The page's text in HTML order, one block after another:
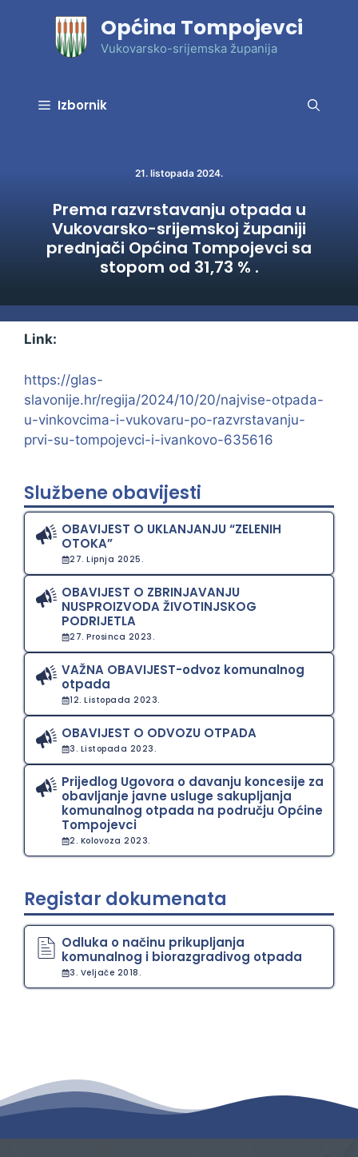
Općina Tompojevci
Vukovarsko-srijemska županija
Izbornik
21. listopada 2024.
Prema razvrstavanju otpada u
Vukovarsko-srijemskoj županiji
prednjači Općina Tompojevci sa
stopom od 31,73 % .
Link:
https://glas-
slavonije.hr/regija/2024/10/20/najvise-otpada-
u-vinkovcima-i-vukovaru-po-razvrstavanju-
prvi-su-tompojevci-i-ivankovo-635616
Službene obavijesti
OBAVIJEST O UKLANJANJU “ZELENIH
OTOKA”
27. Lipnja 2025.
OBAVIJEST O ZBRINJAVANJU
NUSPROIZVODA ŽIVOTINJSKOG
PODRIJETLA
27. Prosinca 2023.
VAŽNA OBAVIJEST-odvoz komunalnog
otpada
12. Listopada 2023.
OBAVIJEST O ODVOZU OTPADA
3. Listopada 2023.
Prijedlog Ugovora o davanju koncesije za
obavljanje javne usluge sakupljanja
komunalnog otpada na području Općine
Tompojevci
2. Kolovoza 2023.
Registar dokumenata
Odluka o načinu prikupljanja
komunalnog i biorazgradivog otpada
3. Veljače 2018.